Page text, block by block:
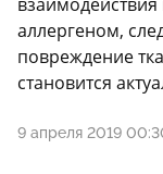
аллергеном,
повреждение
становится
9 апреля 2019